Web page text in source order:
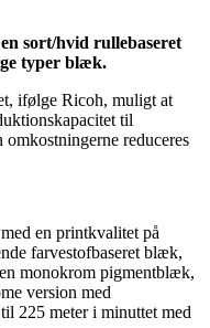
sort/hvid rullebaseret
typer blæk.
ifølge Ricoh, muligt at
til
reduceres
en printkvalitet på
farvestofbaseret blæk,
monokrom pigmentblæk,
version med
225 meter i minuttet med